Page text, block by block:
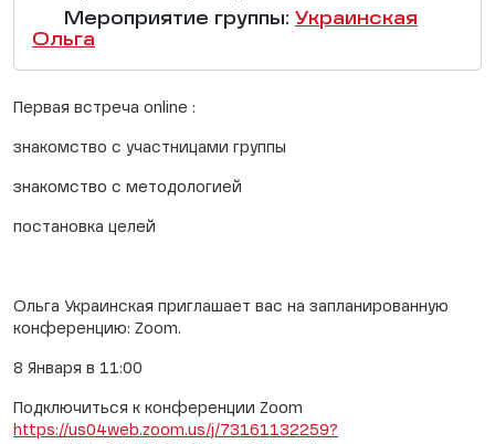
Мероприятие группы: Украинская
Ольга
Первая встреча online :
знакомство с участницами группы
знакомство с методологией
постановка целей
Ольга Украинская приглашает вас на запланированную
конференцию: Zoom.
8 Января в 11:00
Подключиться к конференции Zoom
https://us04web.zoom.us/j/73161132259?